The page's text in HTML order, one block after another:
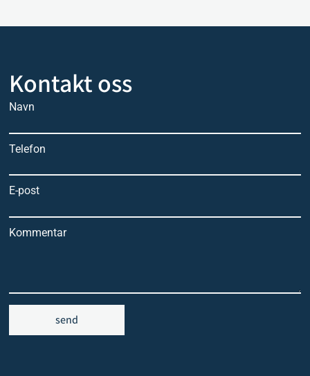
Kontakt oss
Navn
Telefon
E-post
Kommentar
send